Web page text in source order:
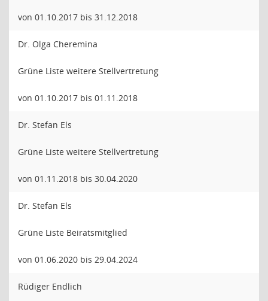
von 01.10.2017 bis 31.12.2018
Dr. Olga Cheremina
Grüne Liste weitere Stellvertretung
von 01.10.2017 bis 01.11.2018
Dr. Stefan Els
Grüne Liste weitere Stellvertretung
von 01.11.2018 bis 30.04.2020
Dr. Stefan Els
Grüne Liste Beiratsmitglied
von 01.06.2020 bis 29.04.2024
Rüdiger Endlich